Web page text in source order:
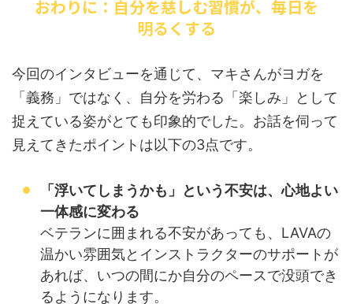
おわりに：自分を慈しむ習慣が、毎日を
明るくする
今回のインタビューを通じて、マキさんがヨガを
「義務」ではなく、自分を労わる「楽しみ」として
捉えている姿がとても印象的でした。お話を伺って
見えてきたポイントは以下の3点です。
「浮いてしまうかも」という不安は、心地よい
一体感に変わる
ベテランに囲まれる不安があっても、LAVAの
温かい雰囲気とインストラクターのサポートが
あれば、いつの間にか自分のペースで没頭でき
るようになります。